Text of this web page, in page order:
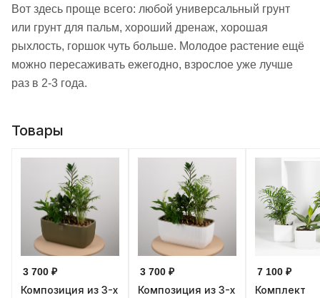
Вот здесь проще всего: любой универсальный грунт
или грунт для пальм, хороший дренаж, хорошая
рыхлость, горшок чуть больше. Молодое растение ещё
можно пересаживать ежегодно, взрослое уже лучше
раз в 2-3 года.
Товары
3 700 ₽
Композиция из 3-х
3 700 ₽
Композиция из 3-х
7 100 ₽
Комплект